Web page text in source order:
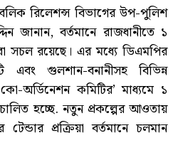
রিলেশন্স বিভাগের উপ-পুলিশ
জানান, বর্তমানে রাজধানীতে ১
সচল রয়েছে। এর মধ্যে ডিএমপির
এবং গুলশান-বনানীসহ বিভিন্ন
অর্ডিনেশন কমিটির’ মাধ্যমে ১
হচ্ছে. নতুন প্রকল্পের আওতায়
প্রক্রিয়া বর্তমানে চলমান